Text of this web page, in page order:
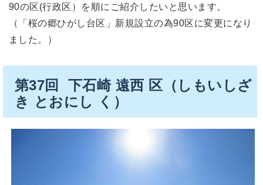
90の区(行政区）を順にご紹介したいと思います。
（「桜の郷ひがし台区」新規設立の為90区に変更になり
ました。）
第37回 下石崎 遠西 区（しもいしざ
き とおにし く）